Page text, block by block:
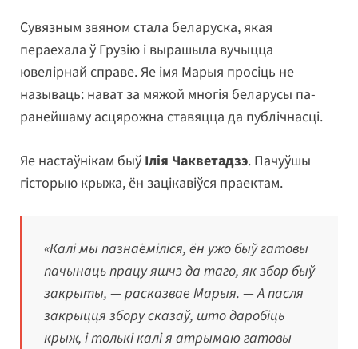
Сувязным звяном стала беларуска, якая
пераехала ў Грузію і вырашыла вучыцца
ювелірнай справе. Яе імя Марыя просіць не
называць: нават за мяжой многія беларусы па-
ранейшаму асцярожна ставяцца да публічнасці.
Яе настаўнікам быў Ілія Чакветадзэ. Пачуўшы
гісторыю крыжа, ён зацікавіўся праектам.
«Калі мы пазнаёміліся, ён ужо быў гатовы
пачынаць працу яшчэ да таго, як збор быў
закрыты, — расказвае Марыя. — А пасля
закрыцця збору сказаў, што даробіць
крыж, і толькі калі я атрымаю гатовы